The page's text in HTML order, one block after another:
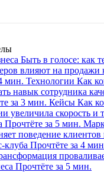
Быть в голосе: как
влияют на продажи
мин. Технологии Как
навык сотрудника
за 3 мин. Кейсы Как
увеличила скорость и
Прочтёте за 5 мин.
поведение клиентов
клуба Прочтёте за 4
Прочтёте за 5 мин.